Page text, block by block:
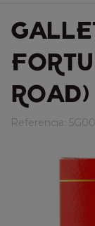
Referencia: